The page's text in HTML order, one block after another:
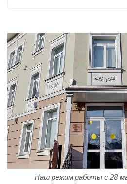
Наш режим работы с 28